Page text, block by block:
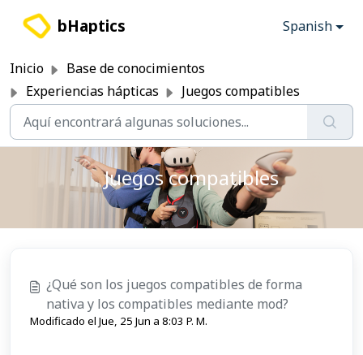
bHaptics Spanish
Inicio
Base de conocimientos
Experiencias hápticas
Juegos compatibles
Juegos compatibles
¿Qué son los juegos compatibles de forma
nativa y los compatibles mediante mod?
Modificado el Jue, 25 Jun a 8:03 P. M.